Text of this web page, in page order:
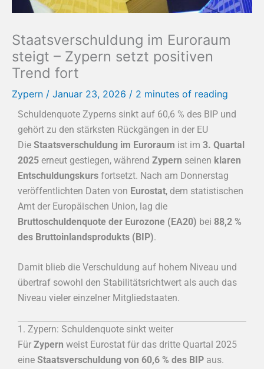
Staatsverschuldung im Euroraum
steigt – Zypern setzt positiven
Trend fort
Zypern / Januar 23, 2026 / 2 minutes of reading
Schuldenquote Zyperns sinkt auf 60,6 % des BIP und
gehört zu den stärksten Rückgängen in der EU
Die Staatsverschuldung im Euroraum ist im 3. Quartal
2025 erneut gestiegen, während Zypern seinen klaren
Entschuldungskurs fortsetzt. Nach am Donnerstag
veröffentlichten Daten von Eurostat, dem statistischen
Amt der Europäischen Union, lag die
Bruttoschuldenquote der Eurozone (EA20) bei 88,2 %
des Bruttoinlandsprodukts (BIP).
Damit blieb die Verschuldung auf hohem Niveau und
übertraf sowohl den Stabilitätsrichtwert als auch das
Niveau vieler einzelner Mitgliedstaaten.
1. Zypern: Schuldenquote sinkt weiter
Für Zypern weist Eurostat für das dritte Quartal 2025
eine Staatsverschuldung von 60,6 % des BIP aus.